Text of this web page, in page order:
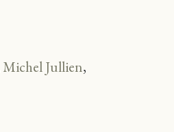
Michel Jullien,